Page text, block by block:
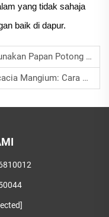
yang tidak sahaja
baik di dapur.
Potong Grain Hujung
Potong Premium Untuk Bisnis Anda